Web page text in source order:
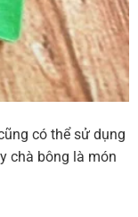
có thể sử dụng
chà bông là món